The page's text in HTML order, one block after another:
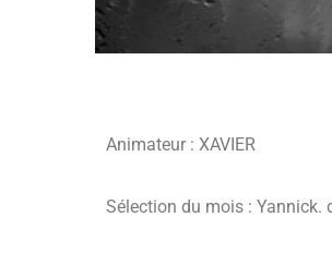
Animateur : XAVIER
Sélection du mois : Yannick.